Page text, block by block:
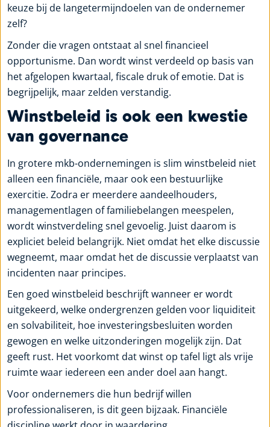
keuze bij de langetermijndoelen van de ondernemer
zelf?
Zonder die vragen ontstaat al snel financieel
opportunisme. Dan wordt winst verdeeld op basis van
het afgelopen kwartaal, fiscale druk of emotie. Dat is
begrijpelijk, maar zelden verstandig.
Winstbeleid is ook een kwestie
van governance
In grotere mkb-ondernemingen is slim winstbeleid niet
alleen een financiële, maar ook een bestuurlijke
exercitie. Zodra er meerdere aandeelhouders,
managementlagen of familiebelangen meespelen,
wordt winstverdeling snel gevoelig. Juist daarom is
expliciet beleid belangrijk. Niet omdat het elke discussie
wegneemt, maar omdat het de discussie verplaatst van
incidenten naar principes.
Een goed winstbeleid beschrijft wanneer er wordt
uitgekeerd, welke ondergrenzen gelden voor liquiditeit
en solvabiliteit, hoe investeringsbesluiten worden
gewogen en welke uitzonderingen mogelijk zijn. Dat
geeft rust. Het voorkomt dat winst op tafel ligt als vrije
ruimte waar iedereen een ander doel aan hangt.
Voor ondernemers die hun bedrijf willen
professionaliseren, is dit geen bijzaak. Financiële